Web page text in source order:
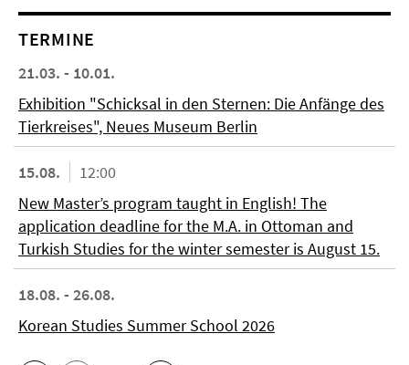
TERMINE
21.03. - 10.01.
Exhibition "Schicksal in den Sternen: Die Anfänge des
Tierkreises", Neues Museum Berlin
15.08.
12:00
New Master’s program taught in English! The
application deadline for the M.A. in Ottoman and
Turkish Studies for the winter semester is August 15.
18.08. - 26.08.
Korean Studies Summer School 2026